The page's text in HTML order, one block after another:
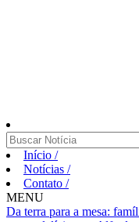
Início /
Notícias /
Contato /
MENU
Da terra para a mesa: